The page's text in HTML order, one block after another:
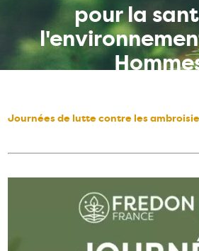
pour la
Journées de lutte contre les